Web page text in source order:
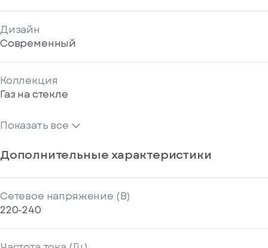
Дизайн
Современный
Коллекция
Газ на стекле
Показать все
Дополнительные характеристики
Сетевое напряжение (В)
220-240